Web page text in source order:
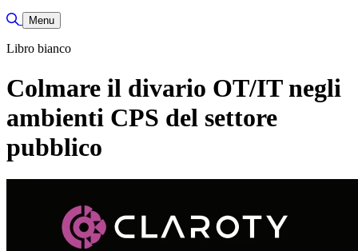
Attiva/disattiva ricerca
Menu
Libro bianco
Colmare il divario OT/IT negli
ambienti CPS del settore
pubblico